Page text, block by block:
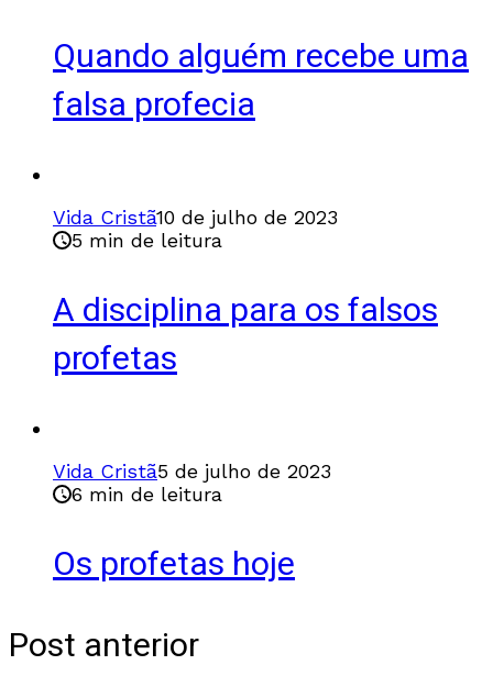
Quando alguém recebe uma
falsa profecia
Vida Cristã10 de julho de 2023
5 min de leitura
A disciplina para os falsos
profetas
Vida Cristã5 de julho de 2023
6 min de leitura
Os profetas hoje
Post anterior